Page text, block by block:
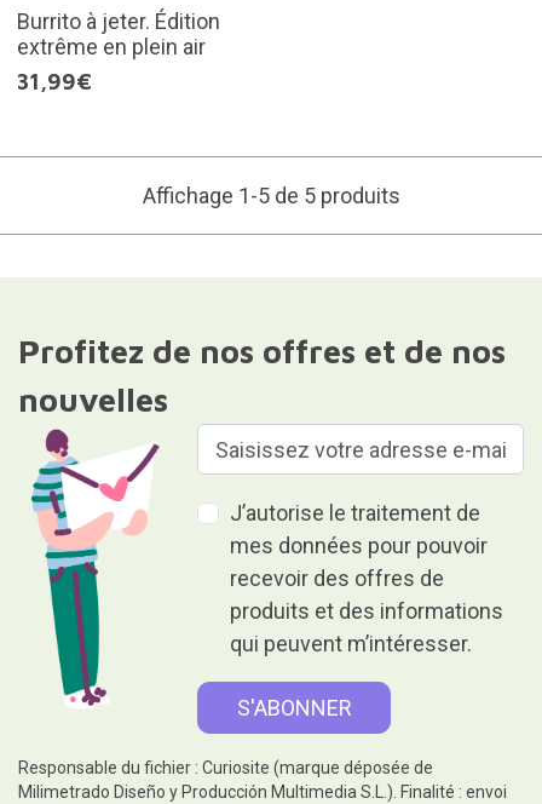
Burrito à jeter. Édition
extrême en plein air
31,99€
Affichage 1-5 de 5 produits
Profitez de nos offres et de nos
nouvelles
J’autorise le traitement de
mes données pour pouvoir
recevoir des offres de
produits et des informations
qui peuvent m’intéresser.
Responsable du fichier : Curiosite (marque déposée de
Milimetrado Diseño y Producción Multimedia S.L.). Finalité : envoi